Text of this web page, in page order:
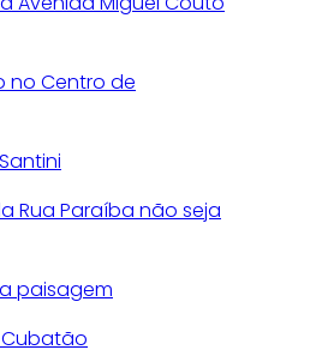
no Centro de
Rua Paraíba não seja
paisagem